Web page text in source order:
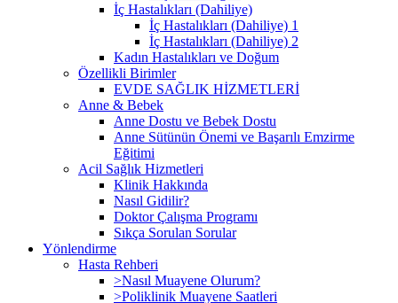
İç Hastalıkları (Dahiliye)
İç Hastalıkları (Dahiliye) 1
İç Hastalıkları (Dahiliye) 2
Kadın Hastalıkları ve Doğum
Özellikli Birimler
EVDE SAĞLIK HİZMETLERİ
Anne & Bebek
Anne Dostu ve Bebek Dostu
Anne Sütünün Önemi ve Başarılı Emzirme
Eğitimi
Acil Sağlık Hizmetleri
Klinik Hakkında
Nasıl Gidilir?
Doktor Çalışma Programı
Sıkça Sorulan Sorular
Yönlendirme
Hasta Rehberi
>Nasıl Muayene Olurum?
>Poliklinik Muayene Saatleri